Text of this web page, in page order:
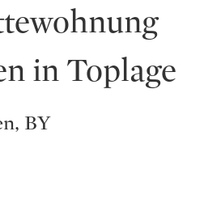
in Toplage
BY